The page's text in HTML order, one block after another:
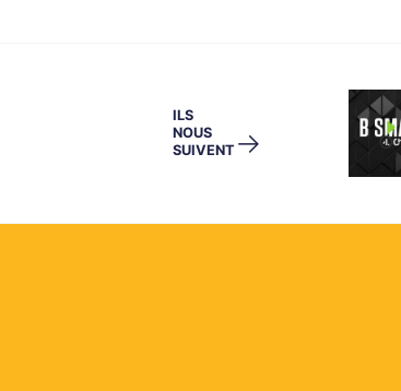
ILS
NOUS
SUIVENT →